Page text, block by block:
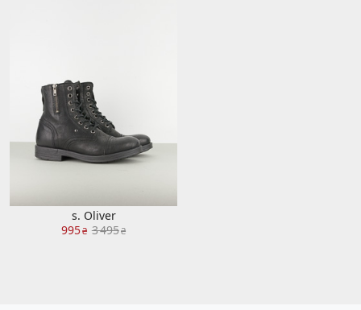
s. Oliver
995₴ 3 495₴